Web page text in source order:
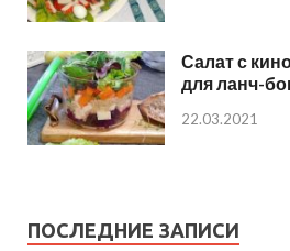
Салат с
для ланч-
22.03.2021
ПОСЛЕДНИЕ ЗАПИСИ